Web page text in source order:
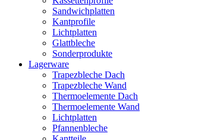
Sandwichplatten
Kantprofile
Lichtplatten
Glattbleche
Sonderprodukte
Lagerware
Trapezbleche Dach
Trapezbleche Wand
Thermoelemente Dach
Thermoelemente Wand
Lichtplatten
Pfannenbleche